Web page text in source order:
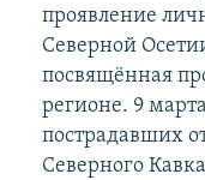
проявление
Северной
посвящённая
регионе. 9
пострадавших
Северного